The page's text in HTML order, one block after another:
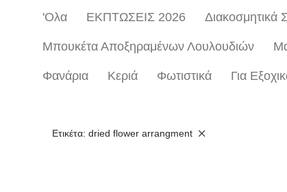
'Ολα ΕΚΠΤΩΣΕΙΣ 2026 Διακοσμητικά
Μπουκέτα Αποξηραμένων Λουλουδιών
Φανάρια Κεριά Φωτιστικά Για
Ετικέτα: dried flower arrangment